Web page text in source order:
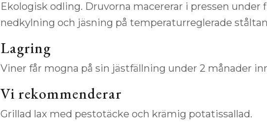
Ekologisk odling. Druvorna macererar i pressen under
nedkylning och jäsning på temperaturreglerade
Lagring
Viner får mogna på sin jästfällning under 2 månader
Vi rekommenderar
Grillad lax med pestotäcke och krämig potatissallad.